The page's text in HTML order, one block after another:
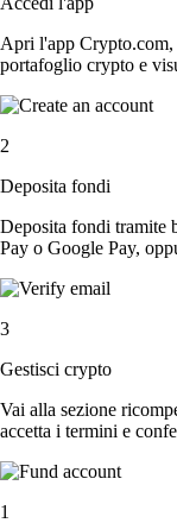
Apri l'app Crypto.com,
portafoglio crypto e
2
Deposita fondi
Deposita fondi tramite
Pay o Google Pay,
3
Gestisci crypto
Vai alla sezione
accetta i termini e
1